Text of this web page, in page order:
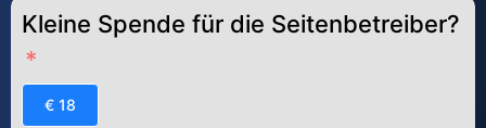
Kleine Spende für die Seitenbetreiber?
€ 18